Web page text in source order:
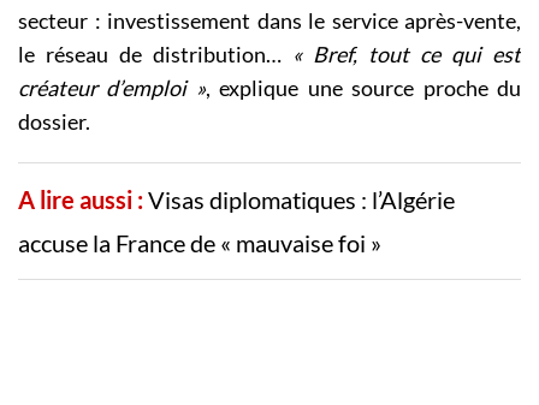
secteur : investissement dans le service après-vente,
le réseau de distribution… « Bref, tout ce qui est
créateur d’emploi », explique une source proche du
dossier.
A lire aussi :Visas diplomatiques : l’Algérie
accuse la France de « mauvaise foi »